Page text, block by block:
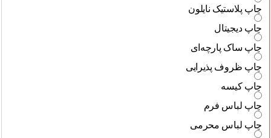
چاپ پلاستیک نایلون
چاپ دیجیتال
چاپ ساک پارچه‌ای
چاپ ظروف پذیرایی
چاپ کیسه
چاپ لباس فرم
چاپ لباس محرمی